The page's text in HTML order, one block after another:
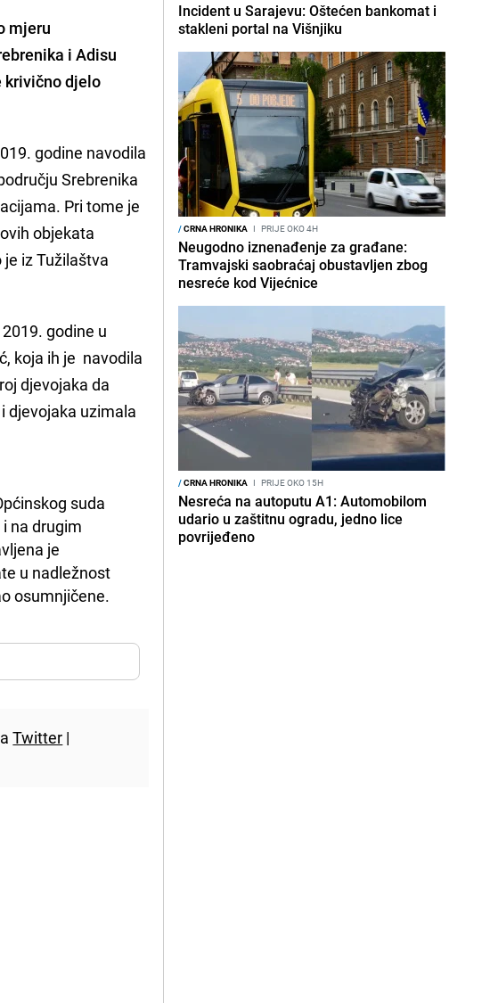
mjeru
iAdisu
krivično djelo
godine navodila
Srebrenika
Pri tome je
objekata
iz Tužilaštva
godine u
koja ih je navodila
djevojaka da
djevojaka uzimala
suda
na drugim
je
u nadležnost
osumnjičene.
Twitter |
Incident u Sarajevu: Oštećen bankomat i
stakleni portal na Višnjiku
/CRNA HRONIKA I PRIJE OKO 4H
Neugodno iznenađenje za građane:
Tramvajski saobraćaj obustavljen zbog
nesreće kod Vijećnice
/CRNA HRONIKA I PRIJE OKO 15H
Nesreća na autoputu A1: Automobilom
udario u zaštitnu ogradu, jedno lice
povrijeđeno